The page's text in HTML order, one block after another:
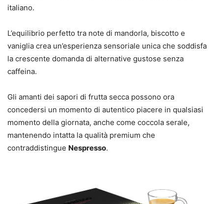
italiano.
L’equilibrio perfetto tra note di mandorla, biscotto e
vaniglia crea un’esperienza sensoriale unica che soddisfa
la crescente domanda di alternative gustose senza
caffeina.
Gli amanti dei sapori di frutta secca possono ora
concedersi un momento di autentico piacere in qualsiasi
momento della giornata, anche come coccola serale,
mantenendo intatta la qualità premium che
contraddistingue Nespresso.